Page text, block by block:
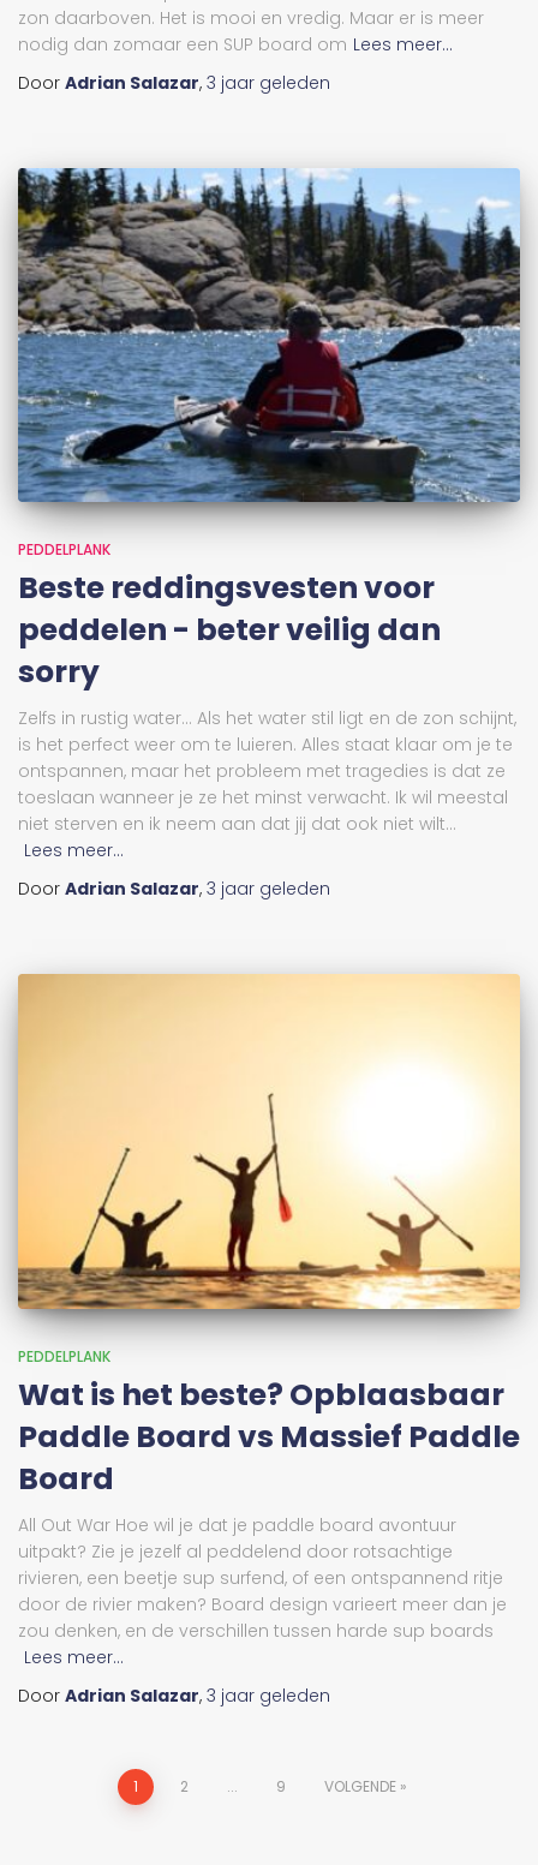
zon daarboven. Het is mooi en vredig. Maar er is meer
nodig dan zomaar een SUP board om Lees meer...
Door Adrian Salazar, 3 jaar geleden
PEDDELPLANK
Beste reddingsvesten voor
peddelen - beter veilig dan
sorry
Zelfs in rustig water... Als het water stil ligt en de zon schijnt,
is het perfect weer om te luieren. Alles staat klaar om je te
ontspannen, maar het probleem met tragedies is dat ze
toeslaan wanneer je ze het minst verwacht. Ik wil meestal
niet sterven en ik neem aan dat jij dat ook niet wilt...
Lees meer...
Door Adrian Salazar, 3 jaar geleden
PEDDELPLANK
Wat is het beste? Opblaasbaar
Paddle Board vs Massief Paddle
Board
All Out War Hoe wil je dat je paddle board avontuur
uitpakt? Zie je jezelf al peddelend door rotsachtige
rivieren, een beetje sup surfend, of een ontspannend ritje
door de rivier maken? Board design varieert meer dan je
zou denken, en de verschillen tussen harde sup boards
Lees meer...
Door Adrian Salazar, 3 jaar geleden
Berichtnavigatie
1 2 ... 9 VOLGENDE